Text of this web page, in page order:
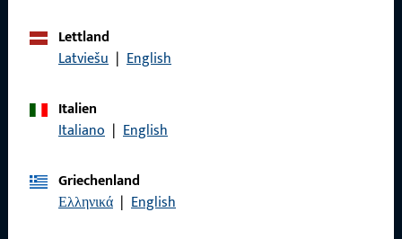
Lettland
Latviešu | English
Italien
Italiano | English
Griechenland
Ελληνικά | English
Impressum